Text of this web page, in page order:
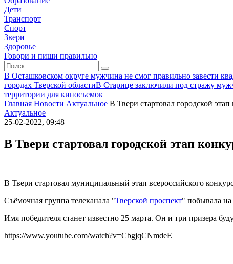
Дети
Транспорт
Спорт
Звери
Здоровье
Говори и пиши правильно
В Осташковском округе мужчина не смог правильно завести
городах Тверской областиВ Старице заключили под стражу
территории для киносъемок
Главная Новости Актуальное В Твери стартовал городской
Актуальное
25-02-2022, 09:48
В Твери стартовал городской этап
В Твери стартовал муниципальный этап всероссийского
Съёмочная группа телеканала "Тверской проспект" побывала
Имя победителя станет известно 25 марта. Он и три призера
https://www.youtube.com/watch?v=CbgjqCNmdeE